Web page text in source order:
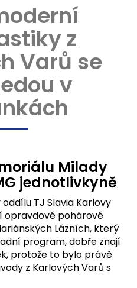
z
Varů se
v
Milady
jednotlivkyně
TJ Slavia Karlovy
opravdové pohárové
Lázních, který
program, dobře znají
protože to bylo právě
z Karlových Varů s